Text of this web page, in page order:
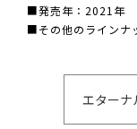
■発売年：2021年
■その他のラインナ
エターナ